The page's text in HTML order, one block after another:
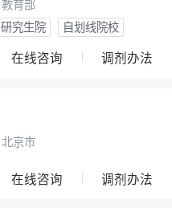
教育部
研究生院 自划线院校
在线咨询 调剂办法
北京市
在线咨询 调剂办法